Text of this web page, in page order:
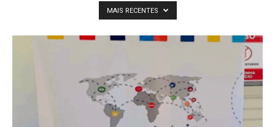
MAIS RECENTES